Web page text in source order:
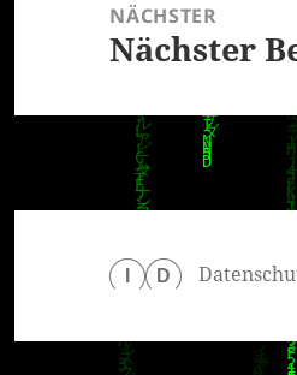
NÄCHSTER
Nächster
Nächster
D